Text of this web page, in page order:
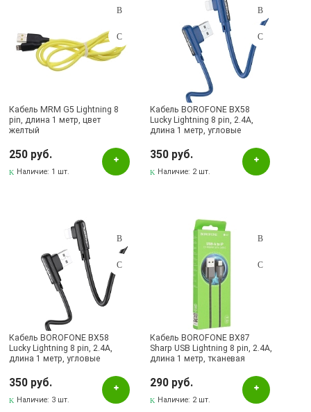
Кабель MRM G5 Lightning 8
pin, длина 1 метр, цвет
желтый
250 руб.
Наличие: 1 шт.
Кабель BOROFONE BX58
Lucky Lightning 8 pin, 2.4A,
длина 1 метр, угловые
350 руб.
Наличие: 2 шт.
Кабель BOROFONE BX58
Lucky Lightning 8 pin, 2.4A,
длина 1 метр, угловые
350 руб.
Наличие: 3 шт.
Кабель BOROFONE BX87
Sharp USB Lightning 8 pin, 2.4A,
длина 1 метр, тканевая
290 руб.
Наличие: 2 шт.